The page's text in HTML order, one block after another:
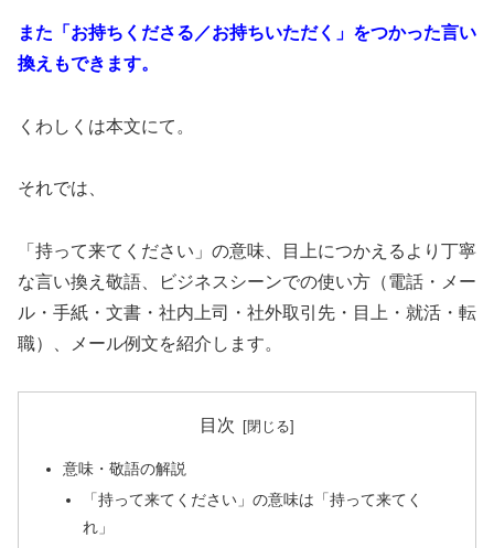
また「お持ちくださる／お持ちいただく」をつかった言い
換えもできます。
くわしくは本文にて。
それでは、
「持って来てください」の意味、目上につかえるより丁寧
な言い換え敬語、ビジネスシーンでの使い方（電話・メー
ル・手紙・文書・社内上司・社外取引先・目上・就活・転
職）、メール例文を紹介します。
目次
意味・敬語の解説
「持って来てください」の意味は「持って来てく
れ」